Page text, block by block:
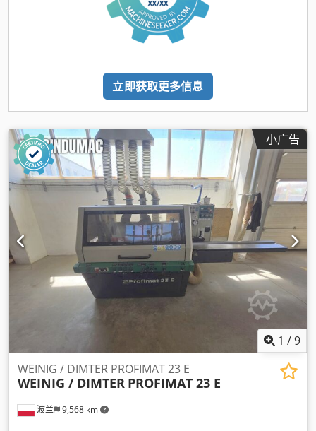
立即获取更多信息
小广告
1 /9
波兰 9,568 km
WEINIG / DIMTER PROFIMAT 23 E
WEINIG / DIMTER PROFIMAT 23 E